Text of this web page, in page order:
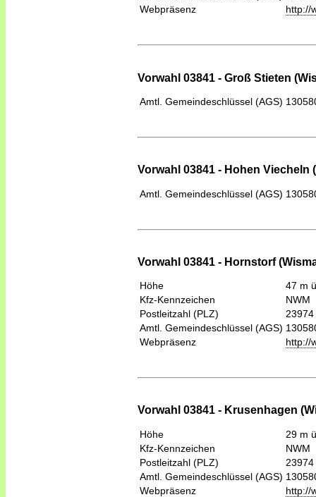
Webpräsenz
http://
Vorwahl 03841 - Groß Stieten
Amtl. Gemeindeschlüssel (AGS)
Vorwahl 03841 - Hohen Viecheln
Amtl. Gemeindeschlüssel (AGS)
Vorwahl 03841 - Hornstorf
Höhe
47 m
Kfz-Kennzeichen
NWM
Postleitzahl (PLZ)
23974
Amtl. Gemeindeschlüssel (AGS)
Webpräsenz
http://
Vorwahl 03841 - Krusenhagen
Höhe
29 m
Kfz-Kennzeichen
NWM
Postleitzahl (PLZ)
23974
Amtl. Gemeindeschlüssel (AGS)
Webpräsenz
http://